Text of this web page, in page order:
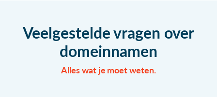
Veelgestelde vragen over
domeinnamen
Alles wat je moet weten.